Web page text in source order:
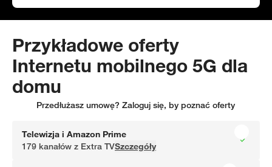
Przykładowe oferty
Internetu mobilnego 5G dla
domu
Przedłużasz umowę?Zaloguj się, by poznać oferty
Telewizja i Amazon Prime
179 kanałów z Extra TVSzczegóły